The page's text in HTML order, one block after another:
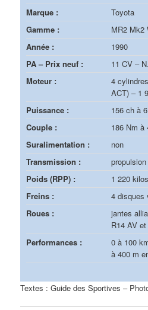
Marque :
Toyota
Gamme :
MR2 Mk2
Année :
1990
PA – Prix neuf :
11 CV –
Moteur :
4
ACT) – 1
Puissance :
156 ch à
Couple :
186 Nm à
Suralimentation :
non
Transmission :
Poids (RPP) :
1 220 kilos
Freins :
4 disques
Roues :
jantes
R14 AV
Performances :
0 à 100
à 400 m
Textes : Guide des Sportives –